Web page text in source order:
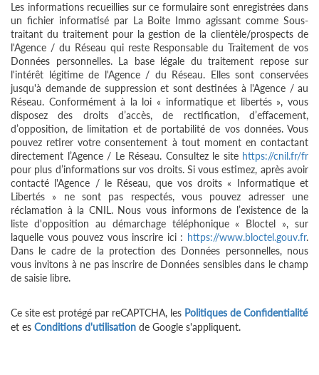
Les informations recueillies sur ce formulaire sont enregistrées dans
un fichier informatisé par La Boite Immo agissant comme Sous-
traitant du traitement pour la gestion de la clientèle/prospects de
l'Agence / du Réseau qui reste Responsable du Traitement de vos
Données personnelles. La base légale du traitement repose sur
l'intérêt légitime de l'Agence / du Réseau. Elles sont conservées
jusqu'à demande de suppression et sont destinées à l'Agence / au
Réseau. Conformément à la loi « informatique et libertés », vous
disposez des droits d’accès, de rectification, d’effacement,
d’opposition, de limitation et de portabilité de vos données. Vous
pouvez retirer votre consentement à tout moment en contactant
directement l’Agence / Le Réseau. Consultez le site https://cnil.fr/fr
pour plus d’informations sur vos droits. Si vous estimez, après avoir
contacté l'Agence / le Réseau, que vos droits « Informatique et
Libertés » ne sont pas respectés, vous pouvez adresser une
réclamation à la CNIL. Nous vous informons de l’existence de la
liste d'opposition au démarchage téléphonique « Bloctel », sur
laquelle vous pouvez vous inscrire ici : https://www.bloctel.gouv.fr.
Dans le cadre de la protection des Données personnelles, nous
vous invitons à ne pas inscrire de Données sensibles dans le champ
de saisie libre.
Ce site est protégé par reCAPTCHA, les Politiques de Confidentialité
et es Conditions d'utilisation de Google s'appliquent.